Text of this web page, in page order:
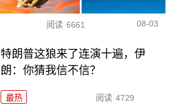
阅读 6661 08-03
特朗普这狼来了连演十遍，伊
朗：你猜我信不信？
最热 阅读 4729